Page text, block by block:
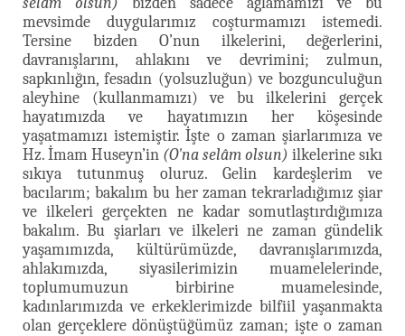
mevsimde duygularımız coşturmamızı istemedi.
Tersine bizden O’nun ilkelerini, değerlerini,
davranışlarını, ahlakını ve devrimini; zulmun,
sapkınlığın, fesadın (yolsuzluğun) ve bozgunculuğun
aleyhine (kullanmamızı) ve bu ilkelerini gerçek
hayatımızda ve hayatımızın her köşesinde
yaşatmamızı istemiştir. İşte o zaman şiarlarımıza ve
Hz. İmam Huseyn’in (O'na selâm olsun) ilkelerine sıkı
sıkıya tutunmuş oluruz. Gelin kardeşlerim ve
bacılarım; bakalım bu her zaman tekrarladığımız şiar
ve ilkeleri gerçekten ne kadar somutlaştırdığımıza
bakalım. Bu şiarları ve ilkeleri ne zaman gündelik
yaşamımızda, kültürümüzde, davranışlarımızda,
ahlakımızda, siyasilerimizin muamelelerinde,
toplumumuzun birbirine muamelesinde,
kadınlarımızda ve erkeklerimizde bilfiil yaşanmakta
olan gerçeklere dönüştüğümüz zaman; işte o zaman